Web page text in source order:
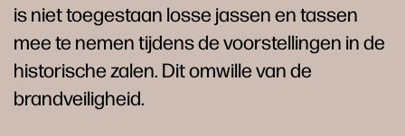
is niet toegestaan losse jassen en tassen
mee te nemen tijdens de voorstellingen in de
historische zalen. Dit omwille van de
brandveiligheid.